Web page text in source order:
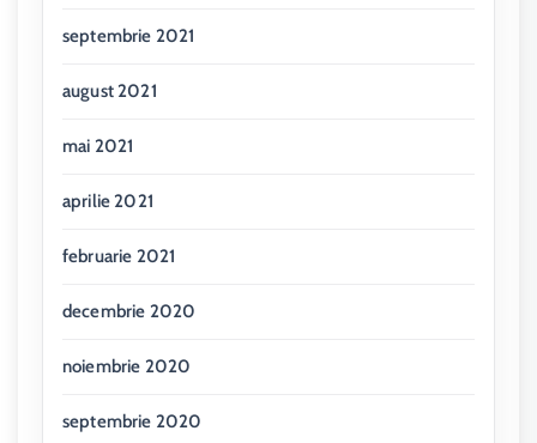
septembrie 2021
august 2021
mai 2021
aprilie 2021
februarie 2021
decembrie 2020
noiembrie 2020
septembrie 2020